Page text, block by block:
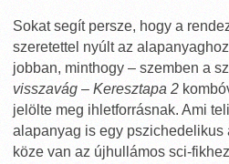
Sokat segít persze, hogy a
szeretettel nyúlt az
jobban, minthogy – szemben a
visszavág – Keresztapa 2
jelölte meg ihletforrásnak. Ami
alapanyag is egy pszichedelikus
köze van az újhullámos sci-